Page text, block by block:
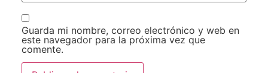
Guarda mi nombre, correo electrónico y web en
este navegador para la próxima vez que
comente.